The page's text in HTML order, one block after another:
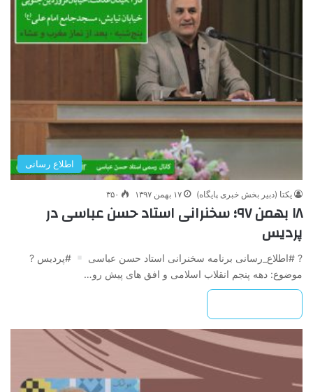
اطلاع رسانی
یکتا (دبیر بخش خبری پایگاه) ۱۷ بهمن ۱۳۹۷ ۳۵۰
۱۸ بهمن ۹۷؛ سخنرانی استاد حسن عباسی در
پردیس
? #اطلاع_رسانی برنامه سخنرانی استاد حسن عباسی
#پردیس ?
موضوع: دهه پنجم انقلاب اسلامی و افق های پیش رو…